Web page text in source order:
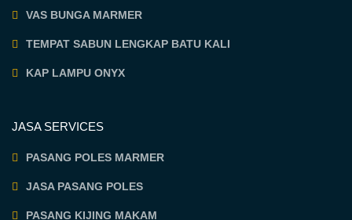
VAS BUNGA MARMER
TEMPAT SABUN LENGKAP BATU KALI
KAP LAMPU ONYX
JASA SERVICES
PASANG POLES MARMER
JASA PASANG POLES
PASANG KIJING MAKAM